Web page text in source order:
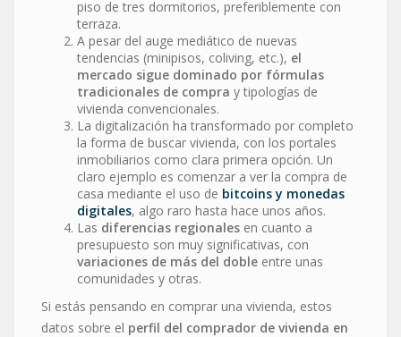
piso de tres dormitorios, preferiblemente con
terraza.
A pesar del auge mediático de nuevas
tendencias (minipisos, coliving, etc.), el
mercado sigue dominado por fórmulas
tradicionales de compra y tipologías de
vivienda convencionales.
La digitalización ha transformado por completo
la forma de buscar vivienda, con los portales
inmobiliarios como clara primera opción. Un
claro ejemplo es comenzar a ver la compra de
casa mediante el uso de bitcoins y monedas
digitales, algo raro hasta hace unos años.
Las diferencias regionales en cuanto a
presupuesto son muy significativas, con
variaciones de más del doble entre unas
comunidades y otras.
Si estás pensando en comprar una vivienda, estos
datos sobre el perfil del comprador de vivienda en